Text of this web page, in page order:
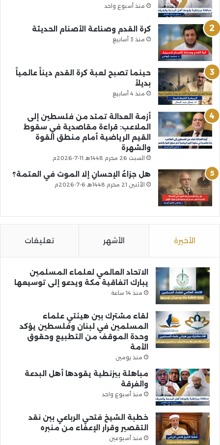
منذ أسبوع واحد
كرة القدم وصناعة الأصنام الحديثة
منذ 3 أسابيع
حينما تصبح لعبة كرة القدم ديناً عالمياً
بديلاً
منذ 4 أسابيع
أزمة العدالة تمتد من فلسطين إلى
الملاعب: قراءة مقاصدية في سقوط
القيم الرياضية أمام منطق القوة
والشهرة
السبت 26 محرم 1448هـ 11-7-2026م
هل جزاءُ الإحسانِ إلا الموت في العتمة؟
الأثنين 21 محرم 1448هـ 6-7-2026م
الأخيرة الأشهر تعليقات
الاتحاد العالمي لعلماء المسلمين
يبارك اتفاقية مكة ويدعو إلى توسيعها
منذ 14 ساعة
لقاء مشترك بين هيئتي علماء
المسلمين في لبنان وفلسطين يؤكد
وحدة الموقف من التطبيع وحقوق
الأمة
منذ يومين
مباهلة بيزنطية يقودها أهل البدعة
والفرقة
منذ أسبوع واحد
خطبة الشيخ فتحي الرباعي بين نقد
التقصير وقرار الإعفاء من منبره
منذ أسبوعين